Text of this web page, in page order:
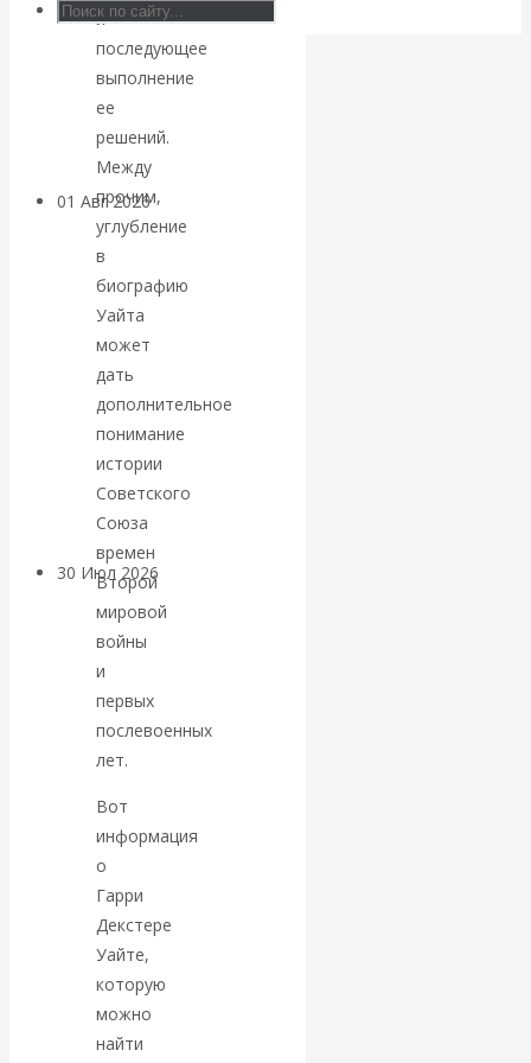
блокировки
банковских
счетов
01 Авг 2026Геополитика
ВАлентин
Катасонов.
Саммит НАТО в
Турции: Drang
nach Osten
30 Июл 2026
Валентин
Катасонов. Кто
определяет
погоду на
финансовых
рынках?
Минфины хотят
быть главнее
и
последующее
выполнение
ее
решений.
Между
прочим,
углубление
в
биографию
Уайта
может
дать
дополнительное
понимание
истории
Советского
Союза
времен
Второй
мировой
войны
и
первых
послевоенных
лет.
Вот
информация
о
Гарри
Декстере
Уайте,
которую
можно
найти